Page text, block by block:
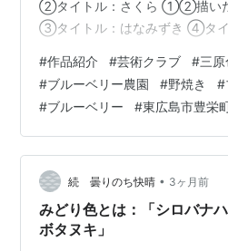
②タイトル：さくら ①②描いた
③タイトル：はなみずき ④タ
遊フォト757 5月5日東広島市豊
野焼き、ブルーベリーの花 ブル
きする。並行してブルーベリー
ルーベリーがほぼ満開なので剪
びかいブンブン音がずーっと聞
#作品紹介 #芸術クラブ #三原
#ブルーベリー農園 #野焼き #
#ブルーベリー #東広島市豊栄
続 曇りのち快晴 • 3ヶ月前
みどり色とは：「シロバナ
ボタヌキ」